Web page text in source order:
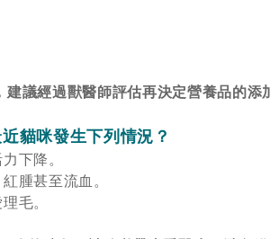
建議經過獸醫師評估再決定營養品的添
貓咪發生下列情況？
下降。
腫甚至流血。
毛。